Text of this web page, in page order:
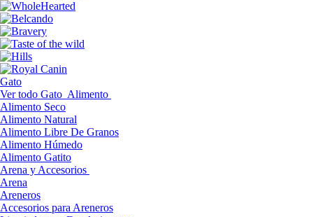
Gato
Ver todo Gato Alimento
Alimento Seco
Alimento Natural
Alimento Libre De Granos
Alimento Húmedo
Alimento Gatito
Arena y Accesorios
Arena
Areneros
Accesorios para Areneros